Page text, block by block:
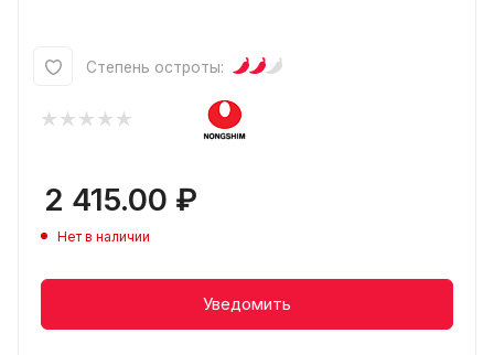
Степень остроты:
2 415.00 ₽
Нет в наличии
Уведомить